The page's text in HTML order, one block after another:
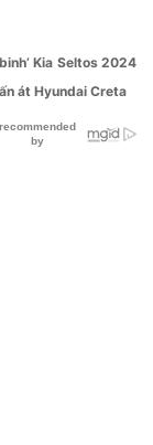
Kia Seltos 2024
át Hyundai Creta